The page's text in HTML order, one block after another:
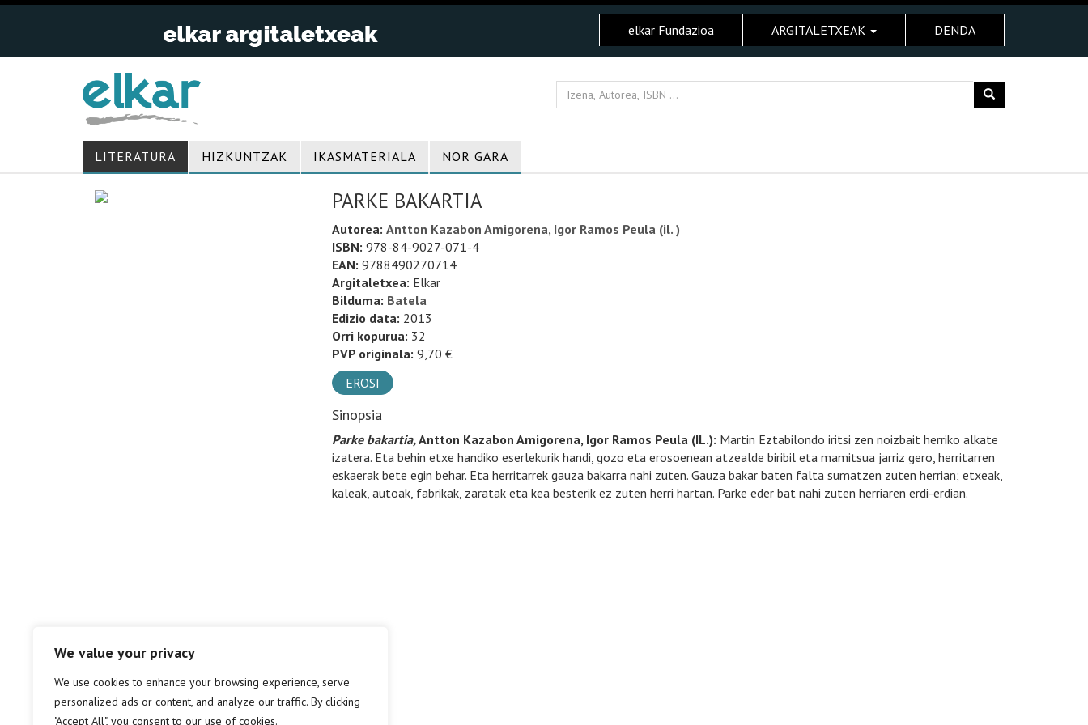
We value your privacy
We use cookies to enhance your browsing experience, serve
personalized ads or content, and analyze our traffic. By clicking
"Accept All", you consent to our use of cookies.
elkar Fundazioa ARGITALETXEAK DENDA
LITERATURA HIZKUNTZAK IKASMATERIALA NOR GARA
PARKE BAKARTIA
Autorea: Antton Kazabon Amigorena, Igor Ramos Peula (il. )
ISBN: 978-84-9027-071-4
EAN: 9788490270714
Argitaletxea: Elkar
Bilduma: Batela
Edizio data: 2013
Orri kopurua: 32
PVP originala: 9,70 €
EROSI
Sinopsia
Parke bakartia,Antton Kazabon Amigorena, Igor Ramos Peula (IL.): Martin Eztabilondo iritsi zen noizbait herriko alkate
izatera. Eta behin etxe handiko eserlekurik handi, gozo eta erosoenean atzealde biribil eta mamitsua jarriz gero, herritarren
eskaerak bete egin behar. Eta herritarrek gauza bakarra nahi zuten. Gauza bakar baten falta sumatzen zuten herrian; etxeak,
kaleak, autoak, fabrikak, zaratak eta kea besterik ez zuten herri hartan. Parke eder bat nahi zuten herriaren erdi-erdian.